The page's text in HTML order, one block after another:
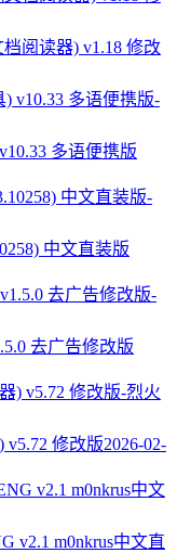
档阅读器) v1.18 修改
多语便携版
中文直装版
去广告修改版
v5.72 修改版2026-02-
v2.1 m0nkrus中文直